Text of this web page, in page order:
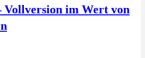
Vollversion im Wert von